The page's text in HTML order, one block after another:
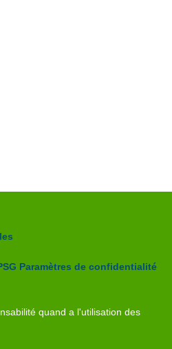
Paramètres de confidentialité
quand a l'utilisation des